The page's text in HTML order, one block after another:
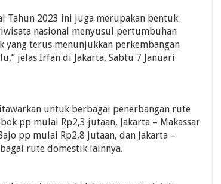
Tahun 2023 ini juga merupakan bentuk
nasional menyusul pertumbuhan
terus menunjukkan perkembangan
jelas Irfan di Jakarta, Sabtu 7 Januari
untuk berbagai penerbangan rute
pp mulai Rp2,3 jutaan, Jakarta – Makassar
pp mulai Rp2,8 jutaan, dan Jakarta –
rute domestik lainnya.